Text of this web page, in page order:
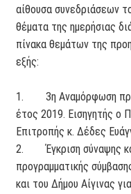
αίθουσα συνεδριάσεων
θέματα της ημερήσιας
πίνακα θεμάτων της
εξής:
1. 3η Αναμόρφωση
έτος 2019. Εισηγητής ο
Επιτροπής κ. Δέδες
2. Έγκριση σύναψης
προγραμματικής
και του Δήμου Αίγινας